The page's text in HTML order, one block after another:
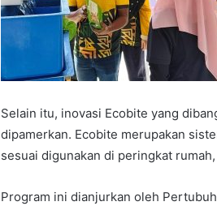
Selain itu, inovasi Ecobite yang
dipamerkan. Ecobite merupakan
sesuai digunakan di peringkat
Program ini dianjurkan oleh